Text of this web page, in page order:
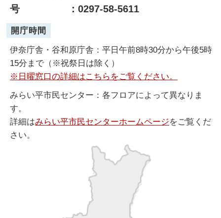
号
：0297-58-5611
開庁時間
伊奈庁舎・谷和原庁舎：平日午前8時30分から午後5時
15分まで（※祝祭日は除く）
※日曜窓口の詳細はこちらをご覧ください。
みらい平市民センター：各フロアによって異なりま
す。
詳細はみらい平市民センターホームページをご覧くだ
さい。